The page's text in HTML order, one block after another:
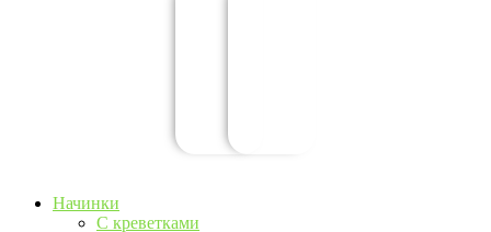
Начинки
С креветками